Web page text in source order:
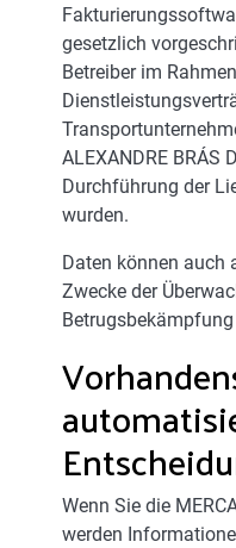
gesetzlich
Betreiber im
ALEXANDRE BRÁS
Durchführung der
wurden.
Daten können auch
Zwecke der
Wenn Sie die
werden